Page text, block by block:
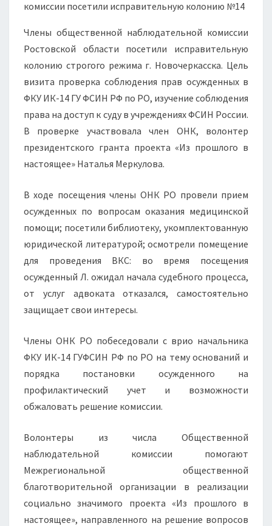
Члены общественной наблюдательной комиссии
Ростовской области посетили исправительную
колонию строгого режима г. Новочеркасска. Цель
визита проверка соблюдения прав осужденных в
ФКУ ИК-14 ГУ ФСИН РФ по РО, изучение соблюдения
права на доступ к суду в учреждениях ФСИН России.
В проверке участвовала член ОНК, волонтер
президентского гранта проекта «Из прошлого в
настоящее» Наталья Меркулова.
В ходе посещения члены ОНК РО провели прием
осужденных по вопросам оказания медицинской
помощи; посетили библиотеку, укомплектованную
юридической литературой; осмотрели помещение
для проведения ВКС: во время посещения
осужденный Л. ожидал начала судебного процесса,
от услуг адвоката отказался, самостоятельно
защищает свои интересы.
Члены ОНК РО побеседовали с врио начальника
ФКУ ИК-14 ГУФСИН РФ по РО на тему оснований и
порядка постановки осужденного на
профилактический учет и возможности
обжаловать решение комиссии.
Волонтеры из числа Общественной
наблюдательной комиссии помогают
Межрегиональной общественной
благотворительной организации в реализации
социально значимого проекта «Из прошлого в
настоящее», направленного на решение вопросов